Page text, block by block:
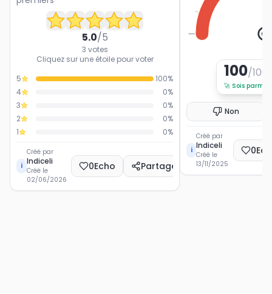
5.0/5
3 votes
Cliquez sur une étoile pour voter
5
100%
4
0%
3
0%
2
0%
1
0%
i
Créé par
Indiceli
Créé le
02/06/2026
0Echo Partager
100/100
🚀 Sois parmi
Non
i
Créé par
Indiceli
Créé le
13/11/2025
0